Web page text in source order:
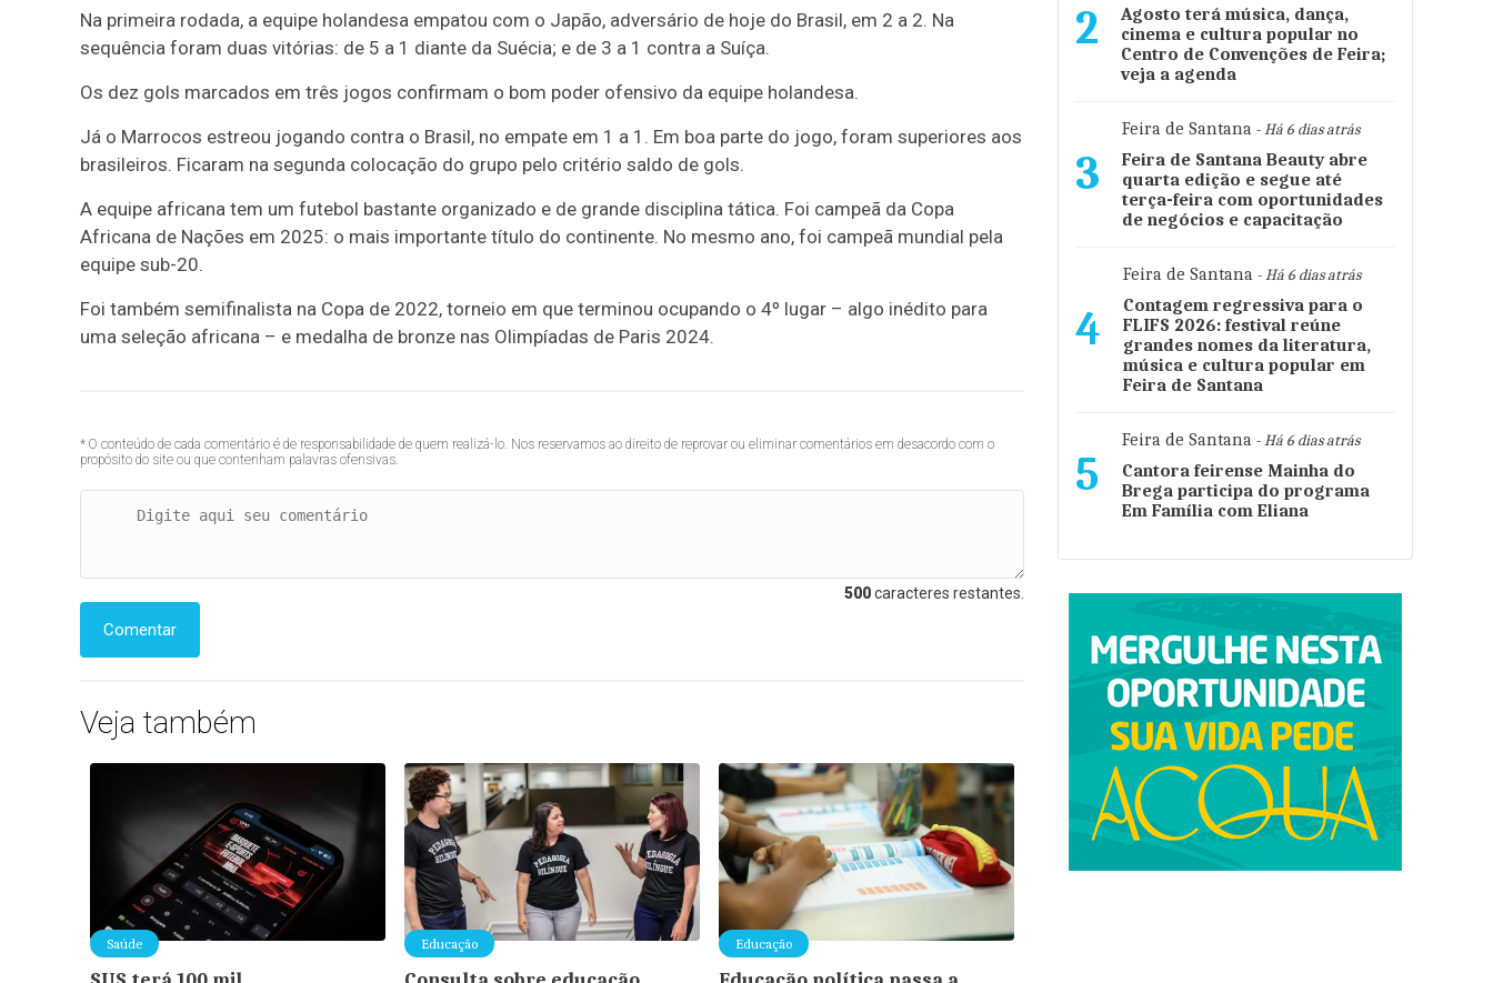
Na primeira rodada, a equipe holandesa empatou com o Japão, adversário de hoje do Brasil, em 2 a 2. Na
sequência foram duas vitórias: de 5 a 1 diante da Suécia; e de 3 a 1 contra a Suíça.
Os dez gols marcados em três jogos confirmam o bom poder ofensivo da equipe holandesa.
Já o Marrocos estreou jogando contra o Brasil, no empate em 1 a 1. Em boa parte do jogo, foram superiores aos
brasileiros. Ficaram na segunda colocação do grupo pelo critério saldo de gols.
A equipe africana tem um futebol bastante organizado e de grande disciplina tática. Foi campeã da Copa
Africana de Nações em 2025: o mais importante título do continente. No mesmo ano, foi campeã mundial pela
equipe sub-20.
Foi também semifinalista na Copa de 2022, torneio em que terminou ocupando o 4º lugar – algo inédito para
uma seleção africana – e medalha de bronze nas Olimpíadas de Paris 2024.
* O conteúdo de cada comentário é de responsabilidade de quem realizá-lo. Nos reservamos ao direito de reprovar ou eliminar comentários em desacordo com o
propósito do site ou que contenham palavras ofensivas.
500caracteres restantes.
Comentar
Veja também
Saúde Educação Educação
2
Agosto terá música, dança,
cinema e cultura popular no
Centro de Convenções de Feira;
veja a agenda
3
Feira de Santana - Há 6 dias atrás
Feira de Santana Beauty abre
quarta edição e segue até
terça-feira com oportunidades
de negócios e capacitação
4
Feira de Santana - Há 6 dias atrás
Contagem regressiva para o
FLIFS 2026: festival reúne
grandes nomes da literatura,
música e cultura popular em
Feira de Santana
5
Feira de Santana - Há 6 dias atrás
Cantora feirense Mainha do
Brega participa do programa
Em Família com Eliana